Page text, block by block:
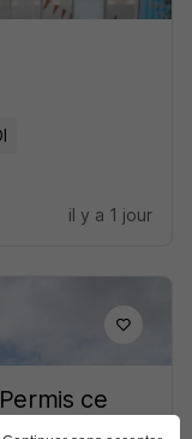
il y a 1 jour
ce